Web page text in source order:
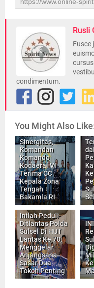
Rusli
Fusce
condimentum.
You Might Also
Sinergitas,
Komandan
Komando
Kodaeral VI
Terima CC
Kepala Zona
Tengah
Bakamla RI
Inilah Peduli
Ditlantas Polda
Sulsel Di HUT
Lantas Ke 70,
Menggelar
Anjangsana
Sasar Dua
Tokoh Penting